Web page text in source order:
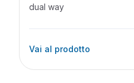
dual way
Vai al prodotto